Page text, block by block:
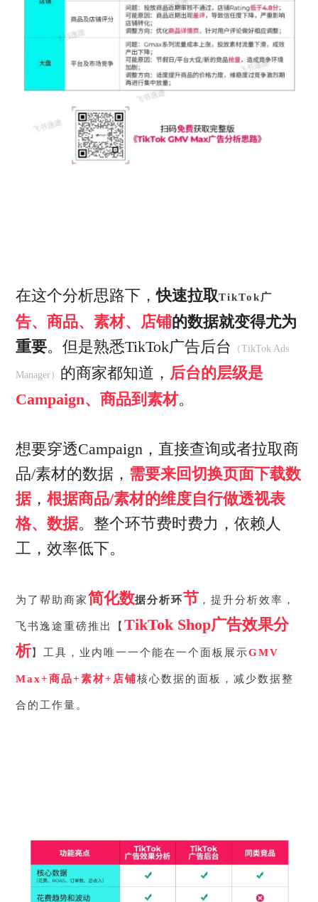
在这个分析思路下，快速拉取TikTok广
告、商品、素材、店铺的数据就变得尤为
重要。但是熟悉TikTok广告后台 （TikTok Ads
Manager） 的商家都知道， 后台的层级是
Campaign、商品到素材。
想要穿透Campaign，直接查询或者拉取商
品/素材的数据， 需要来回切换页面下载数
据， 根据商品/素材的维度自行做透视表
格、数据。整个环节费时费力，依赖人
工，效率低下。
为了帮助商家简化数据分析环节 ，提升分析效率，
飞书逸途重磅推出【 TikTok Shop广告效果分
析】工具，业内唯一一个能在一个面板展示GMV
Max+商品+素材+店铺核心数据的面板，减少数据整
合的工作量。